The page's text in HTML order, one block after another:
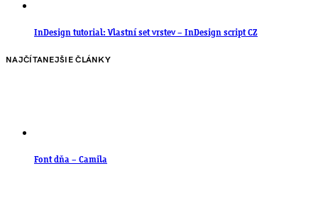
InDesign tutorial: Vlastní set vrstev – InDesign script CZ
NAJČÍTANEJŠIE ČLÁNKY
Font dňa – Camila